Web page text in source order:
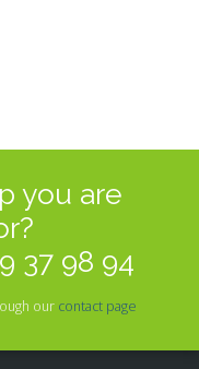
you are
37 98 94
our contact page